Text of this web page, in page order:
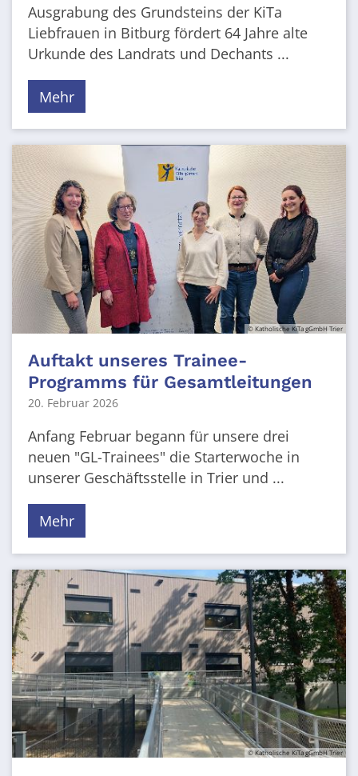
Ausgrabung des Grundsteins der KiTa
Liebfrauen in Bitburg fördert 64 Jahre alte
Urkunde des Landrats und Dechants ...
Mehr
© Katholische KiTa gGmbH Trier
Auftakt unseres Trainee-
Programms für Gesamtleitungen
20. Februar 2026
Anfang Februar begann für unsere drei
neuen "GL-Trainees" die Starterwoche in
unserer Geschäftsstelle in Trier und ...
Mehr
© Katholische KiTa gGmbH Trier